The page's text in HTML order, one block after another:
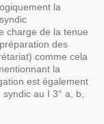
la
charge de la tenue
des
comme cela
la
est également
au I 3° a, b,